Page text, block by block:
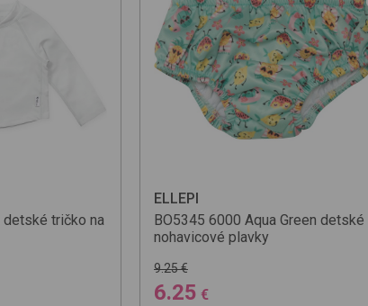
detské tričko na
ELLEPI
BO5345 6000 Aqua Green detské
nohavicové plavky
9.25 €
6.25 €